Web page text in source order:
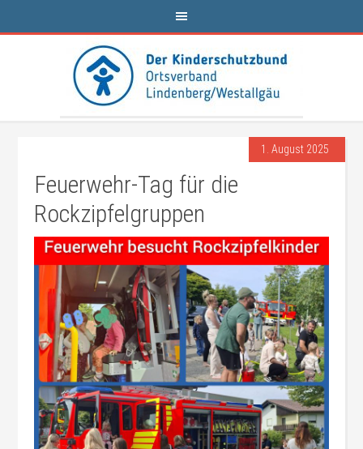
1. August 2025
Feuerwehr-Tag für die
Rockzipfelgruppen